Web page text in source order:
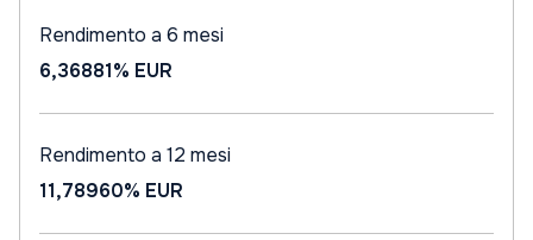
Rendimento a 6 mesi
6,36881% EUR
Rendimento a 12 mesi
11,78960% EUR